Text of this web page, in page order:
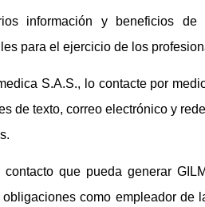
información y beneficios
para el ejercicio de los
S.A.S., lo contacte por
de texto, correo electrónico y
que pueda generar
como empleador de